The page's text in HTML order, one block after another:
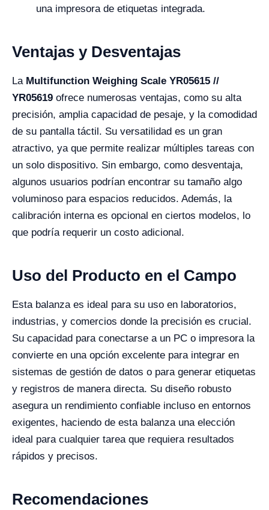
una impresora de etiquetas integrada.
Ventajas y Desventajas
La Multifunction Weighing Scale YR05615 //
YR05619 ofrece numerosas ventajas, como su alta
precisión, amplia capacidad de pesaje, y la comodidad
de su pantalla táctil. Su versatilidad es un gran
atractivo, ya que permite realizar múltiples tareas con
un solo dispositivo. Sin embargo, como desventaja,
algunos usuarios podrían encontrar su tamaño algo
voluminoso para espacios reducidos. Además, la
calibración interna es opcional en ciertos modelos, lo
que podría requerir un costo adicional.
Uso del Producto en el Campo
Esta balanza es ideal para su uso en laboratorios,
industrias, y comercios donde la precisión es crucial.
Su capacidad para conectarse a un PC o impresora la
convierte en una opción excelente para integrar en
sistemas de gestión de datos o para generar etiquetas
y registros de manera directa. Su diseño robusto
asegura un rendimiento confiable incluso en entornos
exigentes, haciendo de esta balanza una elección
ideal para cualquier tarea que requiera resultados
rápidos y precisos.
Recomendaciones